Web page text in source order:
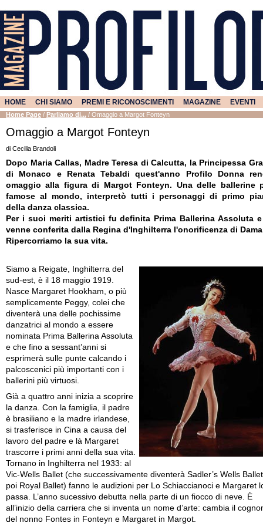
HOME CHI SIAMO PREMI E RICONOSCIMENTI MAGAZINE EVENTI
Home Page / Parliamo di... / Omaggio a Margot Fonteyn
Omaggio a Margot Fonteyn
di Cecilia Brandoli
Dopo Maria Callas, Madre Teresa di Calcutta, la Principessa
di Monaco e Renata Tebaldi quest'anno Profilo Donna
omaggio alla figura di Margot Fonteyn. Una delle ballerine
famose al mondo, interpretò tutti i personaggi di primo
della danza classica.
Per i suoi meriti artistici fu definita Prima Ballerina Assoluta
venne conferita dalla Regina d'Inghilterra l'onorificenza di
Ripercorriamo la sua vita.
Siamo a Reigate, Inghilterra del
sud-est, è il 18 maggio 1919.
Nasce Margaret Hookham, o più
semplicemente Peggy, colei che
diventerà una delle pochissime
danzatrici al mondo a essere
nominata Prima Ballerina Assoluta
e che fino a sessant’anni si
esprimerà sulle punte calcando i
palcoscenici più importanti con i
ballerini più virtuosi.
Già a quattro anni inizia a scoprire
la danza. Con la famiglia, il padre
è brasiliano e la madre irlandese,
si trasferisce in Cina a causa del
lavoro del padre e là Margaret
trascorre i primi anni della sua vita.
Tornano in Inghilterra nel 1933: al
Vic-Wells Ballet (che successivamente diventerà Sadler’s Wells Ballet
poi Royal Ballet) fanno le audizioni per Lo Schiaccianoci e Margaret
passa. L’anno sucessivo debutta nella parte di un fiocco di neve. È
all’inizio della carriera che si inventa un nome d’arte: cambia il
del nonno Fontes in Fonteyn e Margaret in Margot.